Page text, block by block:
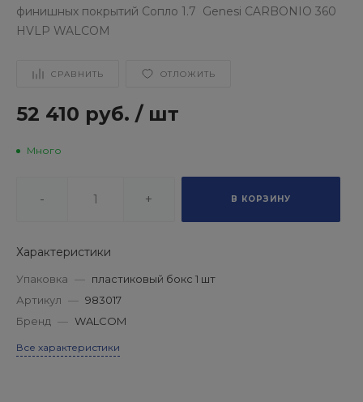
финишных покрытий Сопло 1.7 Genesi CARBONIO 360
HVLP WALCOM
СРАВНИТЬ ОТЛОЖИТЬ
52 410 руб. / шт
Много
- + В КОРЗИНУ
Характеристики
Упаковка — пластиковый бокс 1 шт
Артикул — 983017
Бренд — WALCOM
Все характеристики